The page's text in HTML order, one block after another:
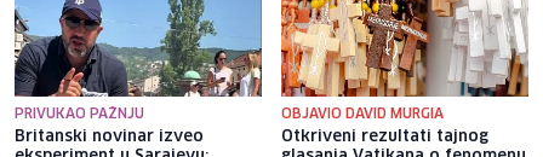
PRIVUKAO PAŽNJU
Britanski novinar izveo
OBJAVIO DAVID MURGIA
Otkriveni rezultati tajnog